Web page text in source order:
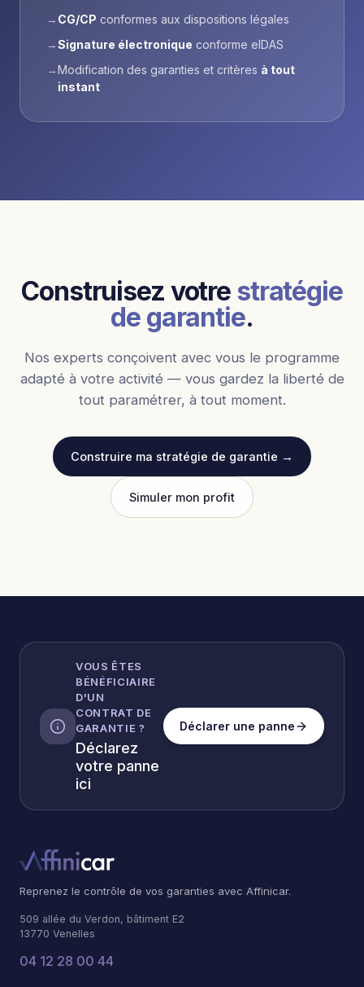
→ CG/CP conformes aux dispositions légales
→Signature électronique conforme eIDAS
→Modification des garanties et critères à tout
instant
Construisez votre stratégie
de garantie.
Nos experts conçoivent avec vous le programme
adapté à votre activité — vous gardez la liberté de
tout paramétrer, à tout moment.
Construire ma stratégie de garantie →
Simuler mon profit
VOUS ÊTES
BÉNÉFICIAIRE
D'UN
CONTRAT DE
GARANTIE ?
Déclarez
votre panne
ici
Déclarer une panne
Reprenez le contrôle de vos garanties avec Affinicar.
509 allée du Verdon, bâtiment E2
13770 Venelles
04 12 28 00 44